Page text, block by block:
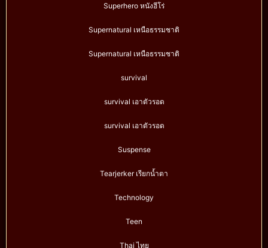
Superhero หนังฮีโร่
Supernatural เหนือธรรมชาติ
Supernatural เหนือธรรมชาติ
survival
survival เอาตัวรอด
survival เอาตัวรอด
Suspense
Tearjerker เรียกน้ำตา
Technology
Teen
Thai ไทย